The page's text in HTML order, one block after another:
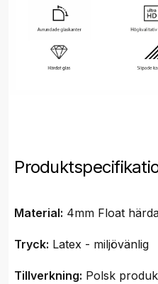
Material: 4mm Float
Tryck: Latex - miljövänlig
Tillverkning: Polsk